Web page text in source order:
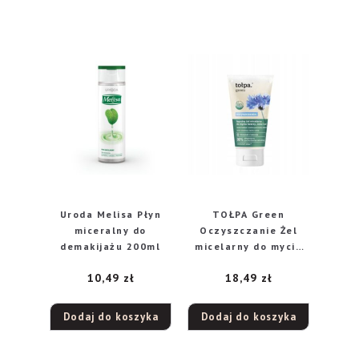
Uroda Melisa Płyn
miceralny do
demakijażu 200ml
10,49 zł
Dodaj do koszyka
TOŁPA Green
Oczyszczanie Żel
micelarny do mycia
łagodny 150 ml
18,49 zł
Dodaj do koszyka